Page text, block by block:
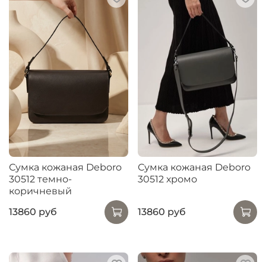
Сумка кожаная Deboro
30512 темно-
коричневый
13860 руб
Сумка кожаная Deboro
30512 хромо
13860 руб